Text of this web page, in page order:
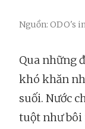
Nguồn: ODO's
Qua những
khó khăn
suối. Nước
tuột như bôi